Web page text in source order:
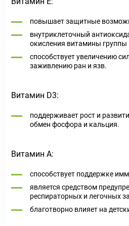
повышает защитные
внутриклеточный
окисления витамины
способствует увеличению
заживлению ран и язв.
Витамин D3:
поддерживает рост и
обмен фосфора и кальция.
Витамин А:
способствует поддержке
является средством
респираторных и легочных
благотворно влияет на